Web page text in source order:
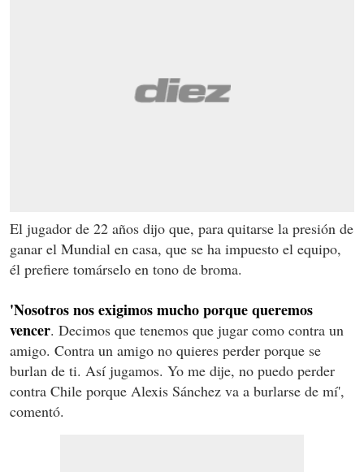
El jugador de 22 años dijo que, para quitarse la presión de
ganar el Mundial en casa, que se ha impuesto el equipo,
él prefiere tomárselo en tono de broma.
'Nosotros nos exigimos mucho porque queremos
vencer. Decimos que tenemos que jugar como contra un
amigo. Contra un amigo no quieres perder porque se
burlan de ti. Así jugamos. Yo me dije, no puedo perder
contra Chile porque Alexis Sánchez va a burlarse de mí',
comentó.